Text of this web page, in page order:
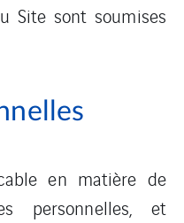
Site sont soumises
en matière de
personnelles, et